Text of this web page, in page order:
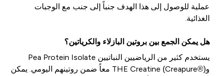
عملية للوصول إلى هذا الهدف جنباً إلى جنب مع الوجبات
الغذائية.
هل يمكن الجمع بين بروتين البازلاء والكرياتين؟
يستخدم كثير من الرياضيين النباتيين Pea Protein Isolate
وTHE Creatine (Creapure®) معاً ضمن روتينهم اليومي. يمكن